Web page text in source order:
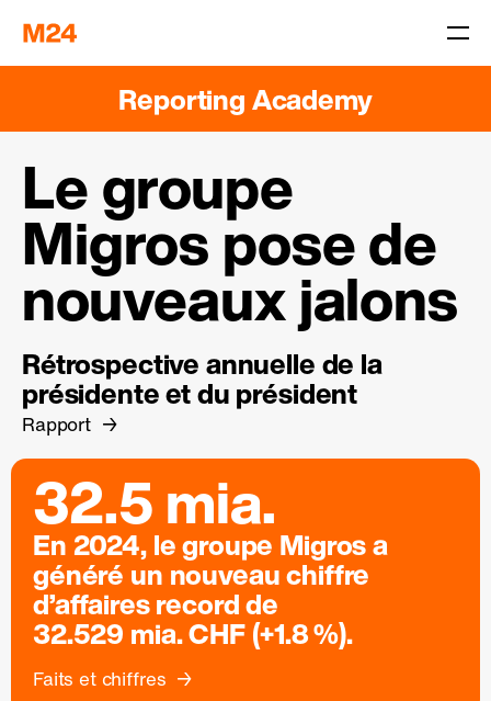
Reporting Academy
Le groupe
Migros pose de
nouveaux jalons
Rétrospective annuelle de la
présidente et du président
Rapport
32.5 mia.
En 2024, le groupe Migros a
généré un nouveau chiffre
d’affaires record de
32.529 mia. CHF (+1.8 %).
Faits et chiffres